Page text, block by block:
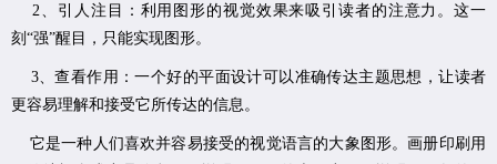
2、引人注目：利用图形的视觉效果来吸引读者的注意力。这一
刻“强”醒目，只能实现图形。
3、查看作用：一个好的平面设计可以准确传达主题思想，让读者
更容易理解和接受它所传达的信息。
它是一种人们喜欢并容易接受的视觉语言的大象图形。画册印刷用